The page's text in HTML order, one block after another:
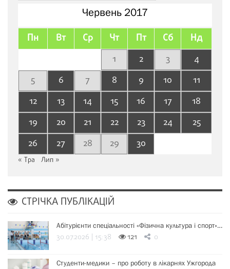
Червень 2017
Пн Вт Ср Чт Пт Сб Нд
1 2 3
4
5
6 7 8 9 10
11
12
13 14 15 16 17
18
19
20 21 22 23 24
25
26
27 28 29 30
« Тра Лип »
СТРІЧКА ПУБЛІКАЦІЙ
Абітурієнти спеціальності «Фізична культура і спорт»…
30.07.2026 | 15:38 121 0
Студенти-медики – про роботу в лікарнях Ужгорода